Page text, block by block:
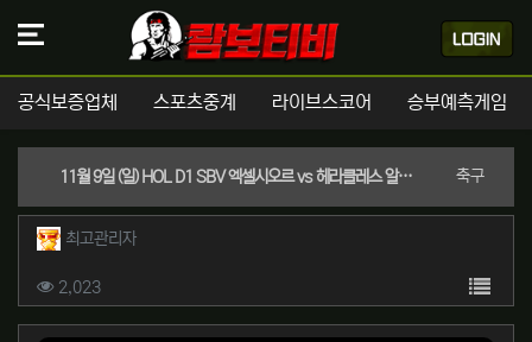
공식보증업체 스포츠중계 라이브스코어 승부예측게임
11월 9일 (일) HOL D1 SBV 엑셀시오르 vs 헤라클레스 알멜로 경기분석 | 실시간 스포츠중계 축구분류
작성자 정보
최고관리자작성
컨텐츠 정보
2,023조회 목록